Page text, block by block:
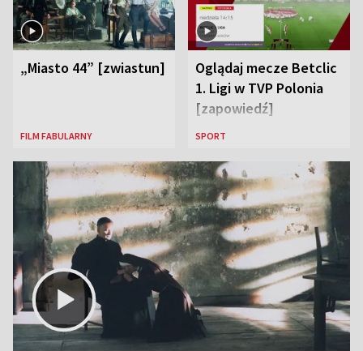
„Miasto 44” [zwiastun]
FILM FABULARNY
Oglądaj mecze Betclic
1. Ligi w TVP Polonia
[zapowiedź]
SPORT